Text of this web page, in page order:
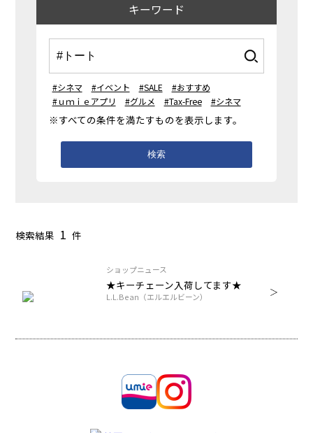
キーワード
#シネマ #イベント #SALE
#おすすめ
#ｕｍｉｅアプリ
#グルメ #Tax-Free #シネマ
※すべての条件を満たすものを表示します。
検索
検索結果 1 件
ショップニュース
★キーチェーン入荷してます★
L.L.Bean（エルエルビーン）